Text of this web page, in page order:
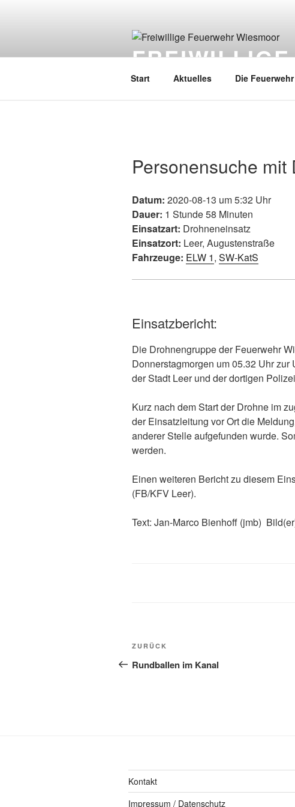
Start Aktuelles Die
Personensuche mit
Datum: 2020-08-13 um 5:32 Uhr
Dauer: 1 Stunde 58 Minuten
Einsatzart: Drohneneinsatz
Einsatzort: Leer, Augustenstraße
Fahrzeuge: ELW 1, SW-KatS
Einsatzbericht:
Die Drohnengruppe der Feuerwehr
Donnerstagmorgen um 05.32 Uhr
der Stadt Leer und der dortigen
Kurz nach dem Start der Drohne im
der Einsatzleitung vor Ort die
anderer Stelle aufgefunden wurde.
werden.
Einen weiteren Bericht zu diesem
(FB/KFV Leer).
Text: Jan-Marco Bienhoff (jmb)
ZURÜCK
Rundballen im Kanal
Kontakt
Impressum / Datenschutz